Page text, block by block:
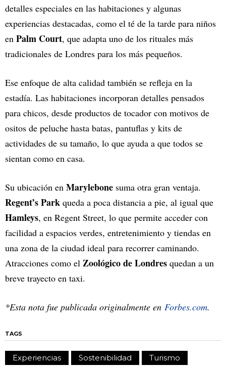
detalles especiales en las habitaciones y algunas
experiencias destacadas, como el té de la tarde para niños
en Palm Court, que adapta uno de los rituales más
tradicionales de Londres para los más pequeños.
Ese enfoque de alta calidad también se refleja en la
estadía. Las habitaciones incorporan detalles pensados
para chicos, desde productos de tocador con motivos de
ositos de peluche hasta batas, pantuflas y kits de
actividades de su tamaño, lo que ayuda a que todos se
sientan como en casa.
Su ubicación en Marylebone suma otra gran ventaja.
Regent’s Park queda a poca distancia a pie, al igual que
Hamleys, en Regent Street, lo que permite acceder con
facilidad a espacios verdes, entretenimiento y tiendas en
una zona de la ciudad ideal para recorrer caminando.
Atracciones como el Zoológico de Londres quedan a un
breve trayecto en taxi.
*Esta nota fue publicada originalmente en Forbes.com.
TAGS
Experiencias Sostenibilidad
Turismo